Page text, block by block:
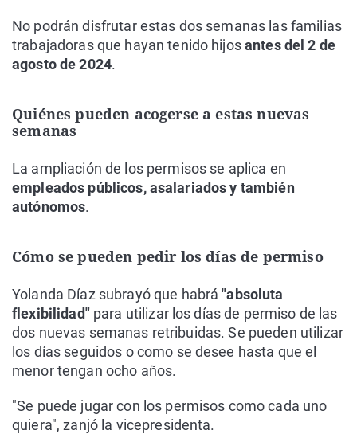
No podrán disfrutar estas dos semanas las familias
trabajadoras que hayan tenido hijosantes del 2 de
agosto de 2024.
Quiénes pueden acogerse a estas nuevas
semanas
La ampliación de los permisos se aplica en
empleados públicos, asalariados y también
autónomos.
Cómo se pueden pedir los días de permiso
Yolanda Díaz subrayó que habrá "absoluta
flexibilidad"para utilizar los días de permiso de las
dos nuevas semanas retribuidas. Se pueden utilizar
los días seguidos o como se desee hasta que el
menor tengan ocho años.
"Se puede jugar con los permisos como cada uno
quiera", zanjó la vicepresidenta.